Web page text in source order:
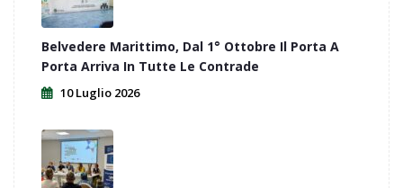
Belvedere Marittimo, Dal 1° Ottobre Il Porta A
Porta Arriva In Tutte Le Contrade
10 Luglio 2026